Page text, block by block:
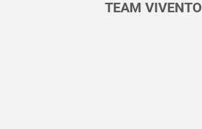
TEAM VIVENTO